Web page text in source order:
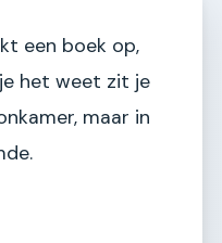
een boek op,
het weet zit je
maar in